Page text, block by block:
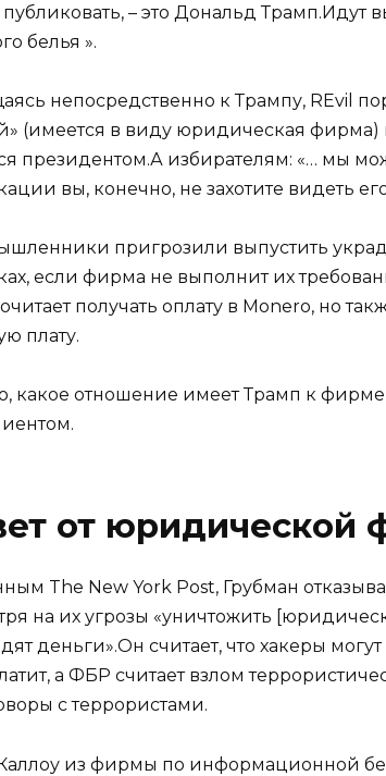
– это Дональд
белья ».
непосредственно к Трампу, REvil
(имеется в виду юридическая фирма)
президентом.А избирателям: «… мы
вы, конечно, не захотите видеть
пригрозили выпустить
если фирма не выполнит их
получать оплату в Monero, но
плату.
какое отношение имеет Трамп к фирме,
от юридической
The New York Post, Грубман
на их угрозы «уничтожить
деньги».Он считает, что хакеры
а ФБР считает взлом
с террористами.
из фирмы по информационной